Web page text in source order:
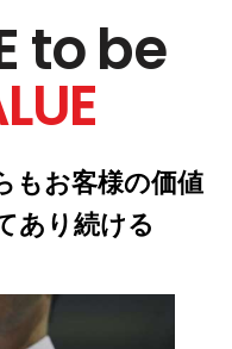
to be
もお客様の価値
あり続ける